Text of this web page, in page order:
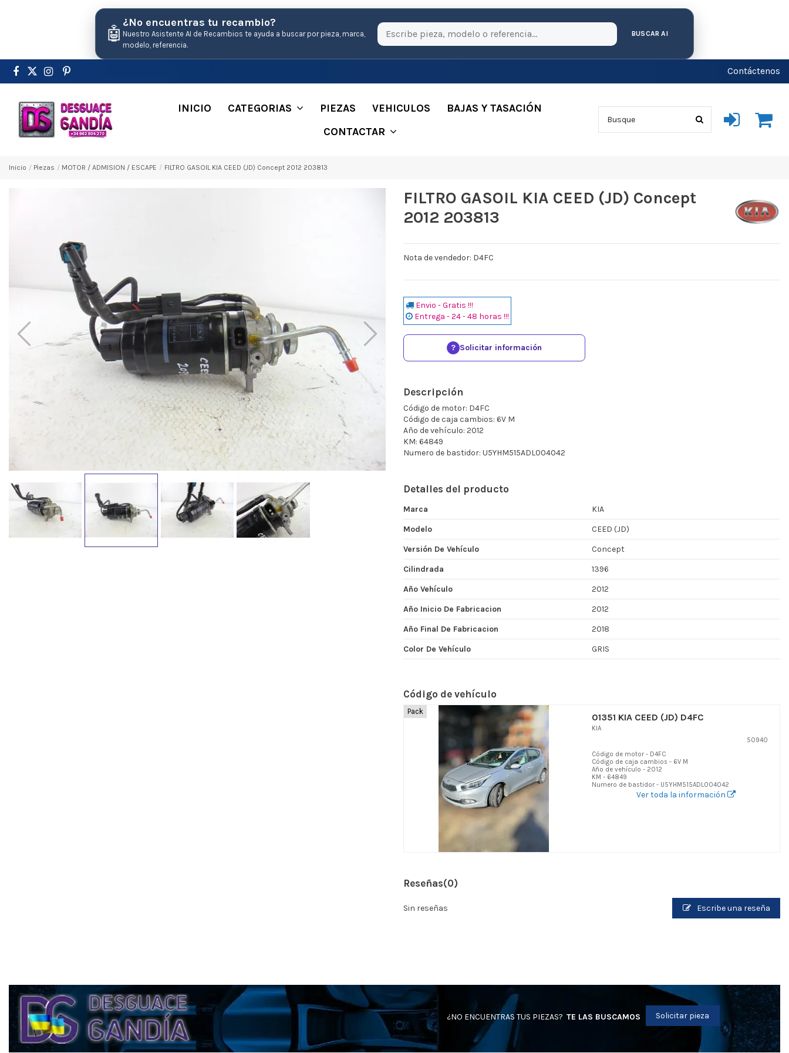
🤖
¿No encuentras tu recambio?
Nuestro Asistente AI de Recambios te ayuda a buscar por pieza, marca,
modelo, referencia.
BUSCAR AI
Contáctenos
INICIO CATEGORIAS PIEZAS VEHICULOS
BAJAS Y TASACIÓN
CONTACTAR
Inicio Pіezas MOTOR / ADMISION / ESCAPE FILTRO GASOIL KIA CEED (JD) Concept 2012 203813
FILTRO GASOIL KIA CEED (JD) Concept
2012 203813
Nota de vendedor: D4FC
Envio - Gratis !!!
Entrega - 24 - 48 horas !!!
? Solicitar información
Descripción
Código de motor: D4FC
Código de caja cambios: 6V M
Año de vehículo: 2012
KM: 64849
Numero de bastidor: U5YHM515ADL004042
Detalles del producto
Marca
KIA
Modelo
CEED (JD)
Versión De Vehículo
Concept
Cilindrada
1396
Año Vehículo
2012
Año Inicio De Fabricacion
2012
Año Final De Fabricacion
2018
Color De Vehículo
GRIS
Código de vehículo
Pack
01351 KIA CEED (JD) D4FC
KIA
50940
Código de motor - D4FC
Código de caja cambios - 6V M
Año de vehículo - 2012
KM - 64849
Numero de bastidor - U5YHM515ADL004042
Ver toda la información
Reseñas(0)
Sin reseñas Escribe una reseña
¿NO ENCUENTRAS TUS PIEZAS? TE LAS BUSCAMOS Solicitar pieza